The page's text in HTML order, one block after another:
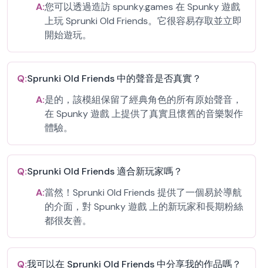
A:您可以透過造訪 spunky.games 在 Spunky 遊戲
上玩 Sprunki Old Friends。它很容易存取並立即
開始遊玩。
Q:Sprunki Old Friends 中的聲音是否真實？
A:是的，該模組保留了經典角色的所有原始聲音，
在 Spunky 遊戲 上提供了真實且懷舊的音樂製作
體驗。
Q:Sprunki Old Friends 適合新玩家嗎？
A:當然！Sprunki Old Friends 提供了一個易於導航
的介面，對 Spunky 遊戲 上的新玩家和長期粉絲
都很友善。
Q:我可以在 Sprunki Old Friends 中分享我的作品嗎？